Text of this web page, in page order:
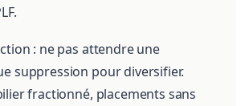
: ne pas attendre une
suppression pour diversifier.
fractionné, placements sans